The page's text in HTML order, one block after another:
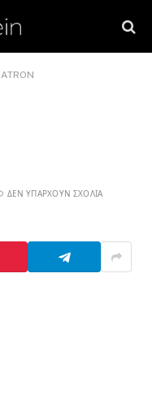
ATRON
ΔΕΝ ΥΠΆΡΧΟΥΝ ΣΧΌΛΙΑ